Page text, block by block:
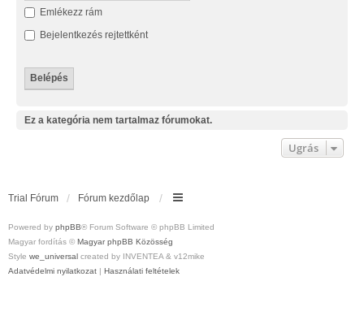
Emlékezz rám
Bejelentkezés rejtettként
Ez a kategória nem tartalmaz fórumokat.
Ugrás
Trial Fórum Fórum kezdőlap
Powered by phpBB® Forum Software © phpBB Limited
Magyar fordítás © Magyar phpBB Közösség
Style we_universal created by INVENTEA & v12mike
Adatvédelmi nyilatkozat | Használati feltételek